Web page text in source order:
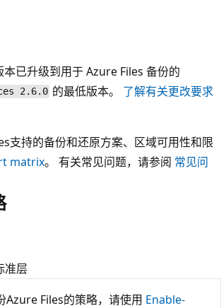
已升级到用于 Azure Files 备份的
2.6.0 的最低版本。 了解有关更改要求
支持的备份和还原方案、区域可用性和限
matrix。 有关常见问题，请参阅 常见问
准层
Azure Files的策略，请使用 Enable-